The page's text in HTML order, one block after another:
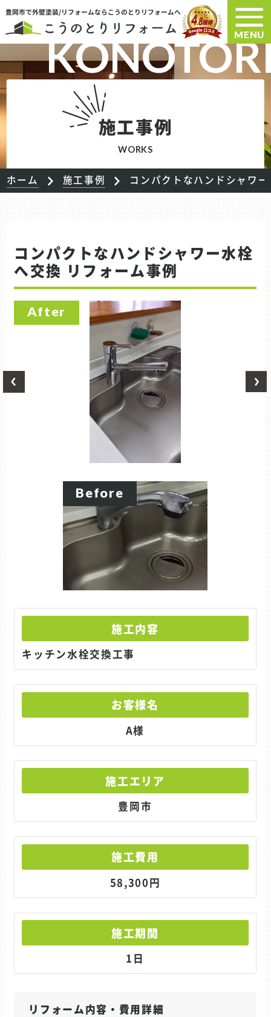
豊岡市で外壁塗装/リフォームならこうのとりリフォームへ
MENU
施工事例
WORKS
ホーム 施工事例 コンパクトなハンドシャワ
コンパクトなハンドシャワー水栓
へ交換 リフォーム事例
施工内容
キッチン水栓交換工事
お客様名
A様
施工エリア
豊岡市
施工費用
58,300円
施工期間
1日
リフォーム内容・費用詳細